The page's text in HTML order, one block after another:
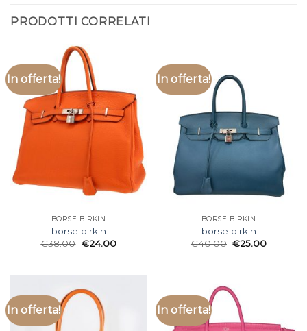
PRODOTTI CORRELATI
In offerta!
BORSE BIRKIN
borse birkin
€38.00 €24.00
In offerta!
BORSE BIRKIN
borse birkin
€40.00 €25.00
In offerta! In offerta!